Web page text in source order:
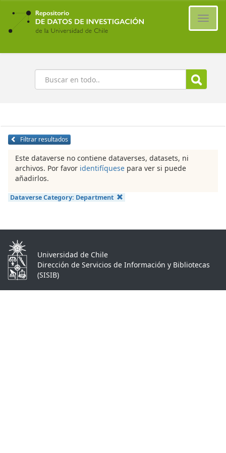
Ir
contenido
principal
Buscar
Filtrar resultados
Este dataverse no contiene dataverses, datasets, ni
archivos. Por favor identifíquese para ver si puede
añadirlos.
Dataverse Category: Department
Universidad de Chile
Dirección de Servicios de Información y Bibliotecas
(SISIB)